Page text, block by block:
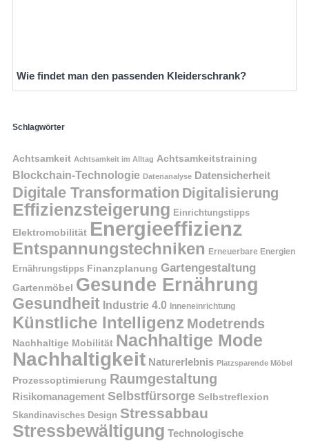
Wie findet man den passenden Kleiderschrank?
Schlagwörter
Achtsamkeit Achtsamkeit im Alltag Achtsamkeitstraining
Blockchain-Technologie Datenanalyse Datensicherheit
Digitale Transformation Digitalisierung
Effizienzsteigerung Einrichtungstipps
Elektromobilität Energieeffizienz
Entspannungstechniken Erneuerbare Energien
Ernährungstipps Finanzplanung Gartengestaltung
Gartenmöbel Gesunde Ernährung
Gesundheit Industrie 4.0 Inneneinrichtung
Künstliche Intelligenz Modetrends
Nachhaltige Mobilität Nachhaltige Mode
Nachhaltigkeit Naturerlebnis Platzsparende Möbel
Prozessoptimierung Raumgestaltung
Risikomanagement Selbstfürsorge Selbstreflexion
Skandinavisches Design Stressabbau
Stressbewältigung Technologische